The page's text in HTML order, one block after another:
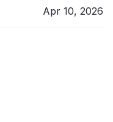
Apr 10, 2026